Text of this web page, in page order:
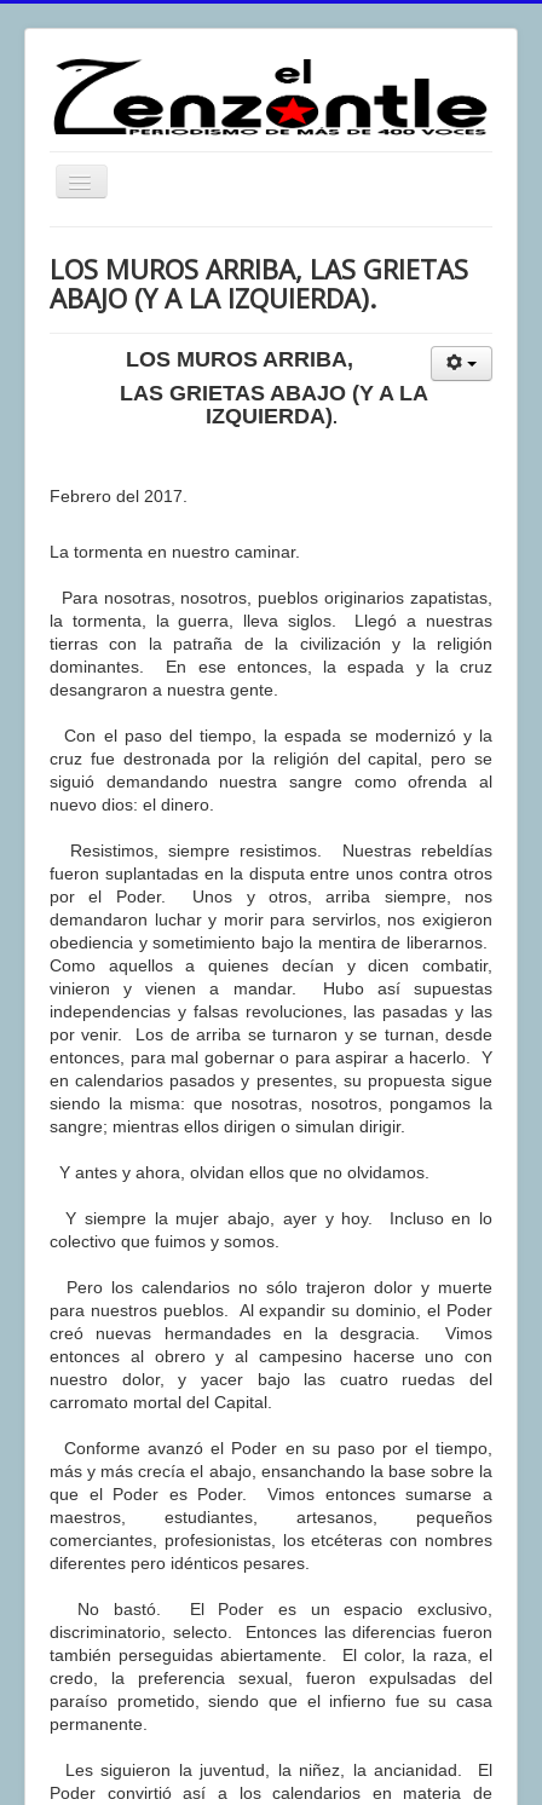
Toggle
El Zenzontle
Análisis
Multimedia
Contacto
voz de la Casa de los pueblos
LOS MUROS ARRIBA, LAS GRIETAS
ABAJO (Y A LA IZQUIERDA).
LOS MUROS ARRIBA,
LAS GRIETAS ABAJO (Y A LA
IZQUIERDA).
Febrero del 2017.
La tormenta en nuestro caminar.
Para nosotras, nosotros, pueblos originarios zapatistas,
la tormenta, la guerra, lleva siglos. Llegó a nuestras
tierras con la patraña de la civilización y la religión
dominantes. En ese entonces, la espada y la cruz
desangraron a nuestra gente.
Con el paso del tiempo, la espada se modernizó y la
cruz fue destronada por la religión del capital, pero se
siguió demandando nuestra sangre como ofrenda al
nuevo dios: el dinero.
Resistimos, siempre resistimos. Nuestras rebeldías
fueron suplantadas en la disputa entre unos contra otros
por el Poder. Unos y otros, arriba siempre, nos
demandaron luchar y morir para servirlos, nos exigieron
obediencia y sometimiento bajo la mentira de liberarnos.
Como aquellos a quienes decían y dicen combatir,
vinieron y vienen a mandar. Hubo así supuestas
independencias y falsas revoluciones, las pasadas y las
por venir. Los de arriba se turnaron y se turnan, desde
entonces, para mal gobernar o para aspirar a hacerlo. Y
en calendarios pasados y presentes, su propuesta sigue
siendo la misma: que nosotras, nosotros, pongamos la
sangre; mientras ellos dirigen o simulan dirigir.
Y antes y ahora, olvidan ellos que no olvidamos.
Y siempre la mujer abajo, ayer y hoy. Incluso en lo
colectivo que fuimos y somos.
Pero los calendarios no sólo trajeron dolor y muerte
para nuestros pueblos. Al expandir su dominio, el Poder
creó nuevas hermandades en la desgracia. Vimos
entonces al obrero y al campesino hacerse uno con
nuestro dolor, y yacer bajo las cuatro ruedas del
carromato mortal del Capital.
Conforme avanzó el Poder en su paso por el tiempo,
más y más crecía el abajo, ensanchando la base sobre la
que el Poder es Poder. Vimos entonces sumarse a
maestros, estudiantes, artesanos, pequeños
comerciantes, profesionistas, los etcéteras con nombres
diferentes pero idénticos pesares.
No bastó. El Poder es un espacio exclusivo,
discriminatorio, selecto. Entonces las diferencias fueron
también perseguidas abiertamente. El color, la raza, el
credo, la preferencia sexual, fueron expulsadas del
paraíso prometido, siendo que el infierno fue su casa
permanente.
Les siguieron la juventud, la niñez, la ancianidad. El
Poder convirtió así a los calendarios en materia de